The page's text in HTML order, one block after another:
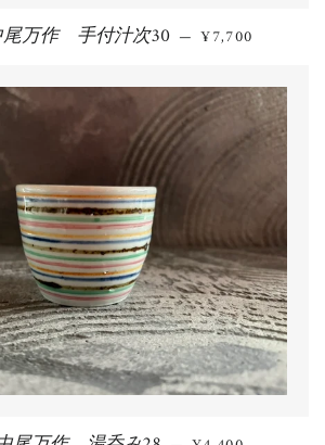
尾万作 手付汁次30 — 通常価格
¥7,700